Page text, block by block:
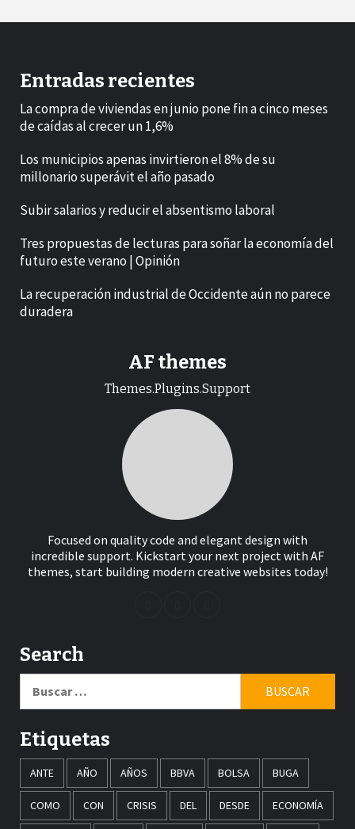
Entradas recientes
La compra de viviendas en junio pone fin a cinco meses
de caídas al crecer un 1,6%
Los municipios apenas invirtieron el 8% de su
millonario superávit el año pasado
Subir salarios y reducir el absentismo laboral
Tres propuestas de lecturas para soñar la economía del
futuro este verano | Opinión
La recuperación industrial de Occidente aún no parece
duradera
AF themes
Themes.Plugins.Support
Focused on quality code and elegant design with
incredible support. Kickstart your next project with AF
themes, start building modern creative websites today!
Search
Etiquetas
ANTE AÑO AÑOS BBVA BOLSA BUGA
COMO CON CRISIS DEL DESDE ECONOMÍA